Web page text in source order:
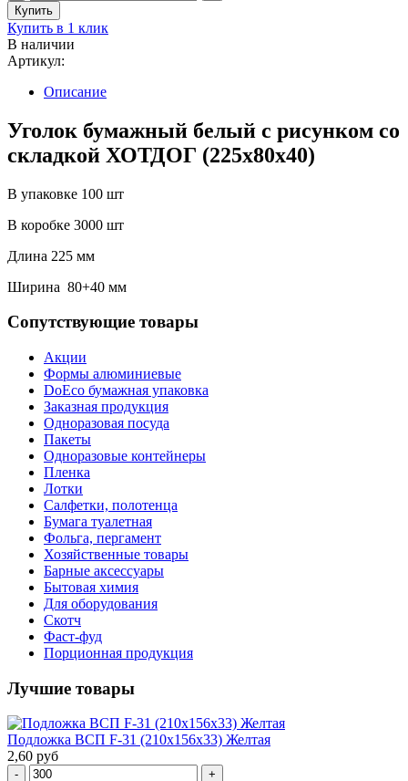
Купить в 1 клик
В наличии
Артикул:
Описание
Уголок бумажный белый с рисунком со
складкой ХОТДОГ (225х80х40)
В упаковке 100 шт
В коробке 3000 шт
Длина 225 мм
Ширина 80+40 мм
Сопутствующие товары
Акции
Формы алюминиевые
DoEco бумажная упаковка
Заказная продукция
Одноразовая посуда
Пакеты
Одноразовые контейнеры
Пленка
Лотки
Салфетки, полотенца
Бумага туалетная
Фольга, пергамент
Хозяйственные товары
Барные аксессуары
Бытовая химия
Для оборудования
Скотч
Фаст-фуд
Порционная продукция
Лучшие товары
Подложка ВСП F-31 (210х156х33) Желтая
2,60 руб